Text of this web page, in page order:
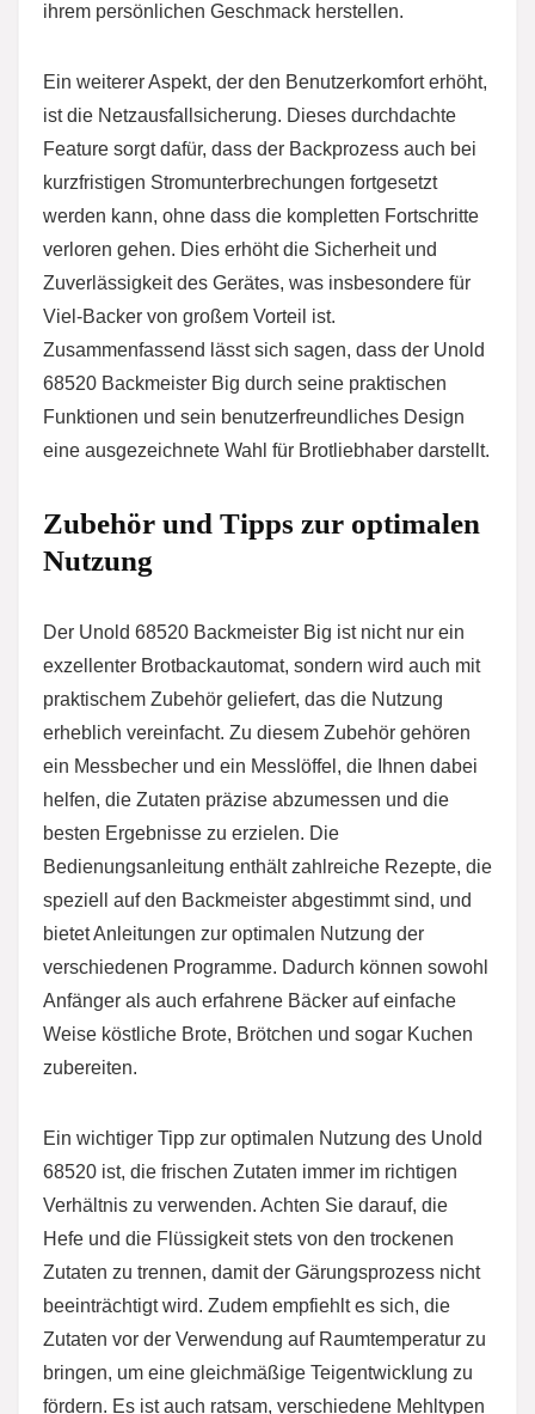
ihrem persönlichen Geschmack herstellen.
Ein weiterer Aspekt, der den Benutzerkomfort erhöht,
ist die Netzausfallsicherung. Dieses durchdachte
Feature sorgt dafür, dass der Backprozess auch bei
kurzfristigen Stromunterbrechungen fortgesetzt
werden kann, ohne dass die kompletten Fortschritte
verloren gehen. Dies erhöht die Sicherheit und
Zuverlässigkeit des Gerätes, was insbesondere für
Viel-Backer von großem Vorteil ist.
Zusammenfassend lässt sich sagen, dass der Unold
68520 Backmeister Big durch seine praktischen
Funktionen und sein benutzerfreundliches Design
eine ausgezeichnete Wahl für Brotliebhaber darstellt.
Zubehör und Tipps zur optimalen
Nutzung
Der Unold 68520 Backmeister Big ist nicht nur ein
exzellenter Brotbackautomat, sondern wird auch mit
praktischem Zubehör geliefert, das die Nutzung
erheblich vereinfacht. Zu diesem Zubehör gehören
ein Messbecher und ein Messlöffel, die Ihnen dabei
helfen, die Zutaten präzise abzumessen und die
besten Ergebnisse zu erzielen. Die
Bedienungsanleitung enthält zahlreiche Rezepte, die
speziell auf den Backmeister abgestimmt sind, und
bietet Anleitungen zur optimalen Nutzung der
verschiedenen Programme. Dadurch können sowohl
Anfänger als auch erfahrene Bäcker auf einfache
Weise köstliche Brote, Brötchen und sogar Kuchen
zubereiten.
Ein wichtiger Tipp zur optimalen Nutzung des Unold
68520 ist, die frischen Zutaten immer im richtigen
Verhältnis zu verwenden. Achten Sie darauf, die
Hefe und die Flüssigkeit stets von den trockenen
Zutaten zu trennen, damit der Gärungsprozess nicht
beeinträchtigt wird. Zudem empfiehlt es sich, die
Zutaten vor der Verwendung auf Raumtemperatur zu
bringen, um eine gleichmäßige Teigentwicklung zu
fördern. Es ist auch ratsam, verschiedene Mehltypen